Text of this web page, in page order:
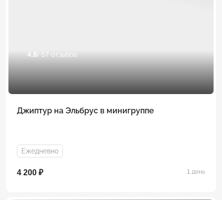
4.8/ 57 отзывов
Джиптур на Эльбрус в минигруппе
Ежедневно
4 200 ₽ 1 день